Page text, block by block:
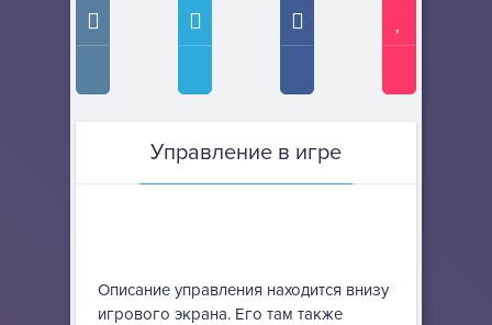
Управление в игре
Описание управления находится внизу
игрового экрана. Его там также